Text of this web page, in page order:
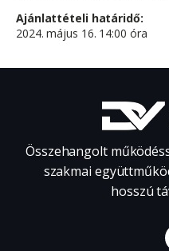
Ajánlattételi határidő:
2024. május 16. 14:00 óra
Összehangolt
szakmai
hosszú